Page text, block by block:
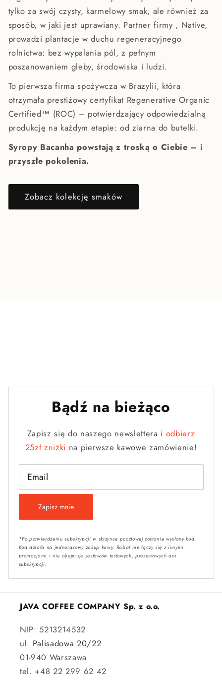
tylko za swój czysty, karmelowy smak, ale również za
sposób, w jaki jest uprawiany. Partner firmy , Native,
prowadzi plantacje w duchu regeneracyjnego
rolnictwa: bez wypalania pól, z pełnym
poszanowaniem gleby, środowiska i ludzi.
To pierwsza firma spożywcza w Brazylii, która
otrzymała prestiżowy certyfikat Regenerative Organic
Certified™ (ROC) – potwierdzający odpowiedzialną
produkcję na każdym etapie: od ziarna do butelki.
Syropy Bacanha powstają z troską o Ciebie – i
przyszłe pokolenia.
Zobacz kolekcję smaków
Bądź na bieżąco
Zapisz się do naszego newslettera i odbierz
25zł zniżki na pierwsze kawowe zamówienie!
Email
Zapisz mnie
*Po potwierdzeniu subskrypcji w skrzynce pocztowej zostanie wysłany kod.
Kod działa na jednorazowy zakup kawy. Rabat nie łączy się z innymi
promocjami i nie obejmuje zestawów testowych, prezentowych ani
subskrypcji.
JAVA COFFEE COMPANY Sp. z o.o.
NIP: 5213214532
ul. Palisadowa 20/22
01-940 Warszawa
tel. +48 22 299 62 42